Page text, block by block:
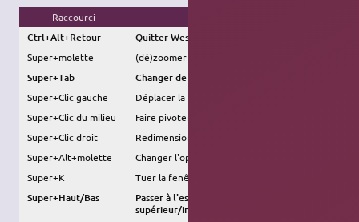
Raccourci
Ctrl+Alt+Retour Quitter Weston
Super+molette (dé)zoomer
Super+Tab Changer de fenêtre
Super+Clic gauche
Déplacer la fenêtre
Super+Clic du milieu
Faire pivoter la fenêtre
Super+Clic droit
Redimensionner la fenêtre
Super+Alt+molette
Changer l'opacité d'une fenêtre
Super+K
Tuer la fenêtre active
Super+Haut/Bas
Passer à l'espace de travail
supérieur/inférieur